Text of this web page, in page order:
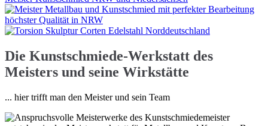
Die Kunstschmiede-Werkstatt des
Meisters und seine Wirkstätte
... hier trifft man den Meister und sein Team